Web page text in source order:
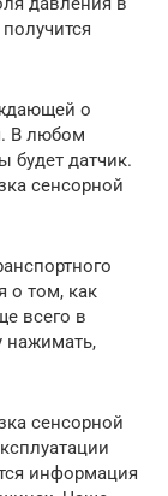
о
В любом
будет датчик.
сенсорной
о том, как
всего в
нажимать,
сенсорной
информация